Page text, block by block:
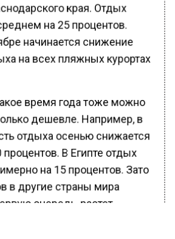
края. Отдых
на 25 процентов.
начинается снижение
на всех пляжных курортах
время года тоже можно
дешевле. Например, в
отдыха осенью снижается
В Египте отдых
на 15 процентов. Зато
в другие страны мира
очередь, растет